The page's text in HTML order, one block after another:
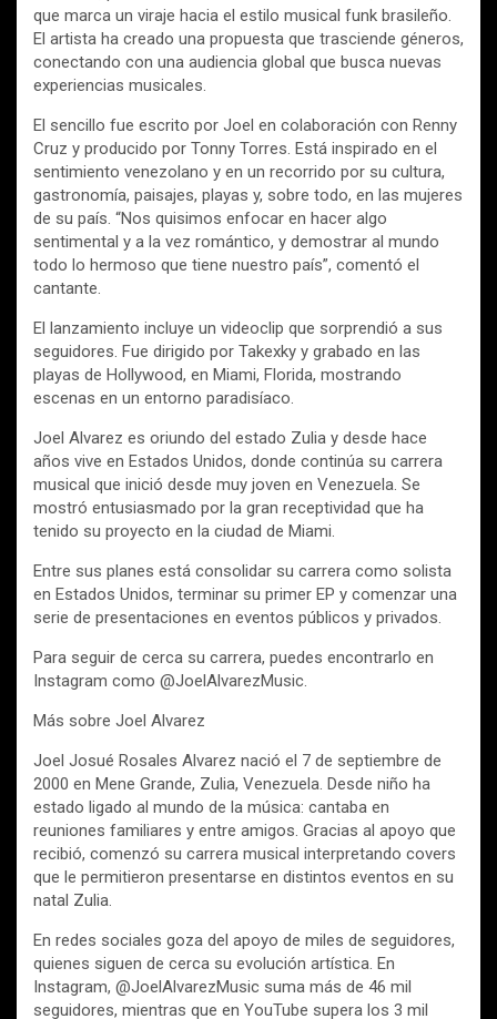
que marca un viraje hacia el estilo musical funk brasileño.
El artista ha creado una propuesta que trasciende géneros,
conectando con una audiencia global que busca nuevas
experiencias musicales.
El sencillo fue escrito por Joel en colaboración con Renny
Cruz y producido por Tonny Torres. Está inspirado en el
sentimiento venezolano y en un recorrido por su cultura,
gastronomía, paisajes, playas y, sobre todo, en las mujeres
de su país. “Nos quisimos enfocar en hacer algo
sentimental y a la vez romántico, y demostrar al mundo
todo lo hermoso que tiene nuestro país”, comentó el
cantante.
El lanzamiento incluye un videoclip que sorprendió a sus
seguidores. Fue dirigido por Takexky y grabado en las
playas de Hollywood, en Miami, Florida, mostrando
escenas en un entorno paradisíaco.
Joel Alvarez es oriundo del estado Zulia y desde hace
años vive en Estados Unidos, donde continúa su carrera
musical que inició desde muy joven en Venezuela. Se
mostró entusiasmado por la gran receptividad que ha
tenido su proyecto en la ciudad de Miami.
Entre sus planes está consolidar su carrera como solista
en Estados Unidos, terminar su primer EP y comenzar una
serie de presentaciones en eventos públicos y privados.
Para seguir de cerca su carrera, puedes encontrarlo en
Instagram como @JoelAlvarezMusic.
Más sobre Joel Alvarez
Joel Josué Rosales Alvarez nació el 7 de septiembre de
2000 en Mene Grande, Zulia, Venezuela. Desde niño ha
estado ligado al mundo de la música: cantaba en
reuniones familiares y entre amigos. Gracias al apoyo que
recibió, comenzó su carrera musical interpretando covers
que le permitieron presentarse en distintos eventos en su
natal Zulia.
En redes sociales goza del apoyo de miles de seguidores,
quienes siguen de cerca su evolución artística. En
Instagram, @JoelAlvarezMusic suma más de 46 mil
seguidores, mientras que en YouTube supera los 3 mil